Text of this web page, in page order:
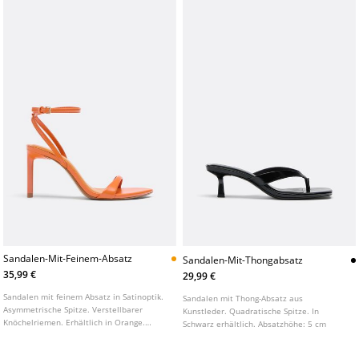
Sandalen-Mit-Feinem-Absatz
35,99 €
Sandalen mit feinem Absatz in Satinoptik.
Asymmetrische Spitze. Verstellbarer
Knöchelriemen. Erhältlich in Orange.
Sandalen-Mit-Thongabsatz
29,99 €
Sandalen mit Thong-Absatz aus
Kunstleder. Quadratische Spitze. In
Schwarz erhältlich. Absatzhöhe: 5 cm